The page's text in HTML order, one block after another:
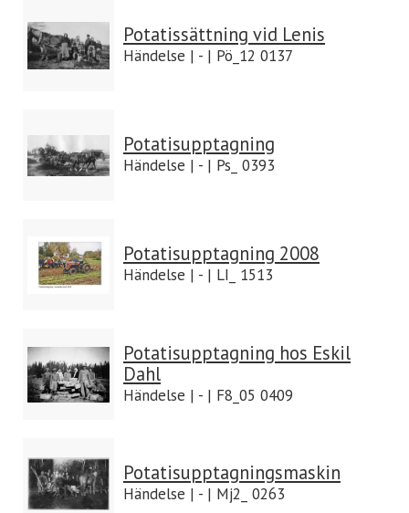
Potatissättning vid Lenis
Händelse | - | Pö_12 0137
Potatisupptagning
Händelse | - | Ps_ 0393
Potatisupptagning 2008
Händelse | - | LI_ 1513
Potatisupptagning hos Eskil
Dahl
Händelse | - | F8_05 0409
Potatisupptagningsmaskin
Händelse | - | Mj2_ 0263